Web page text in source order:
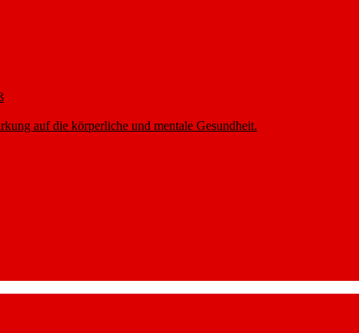
auf die körperliche und mentale Gesundheit.